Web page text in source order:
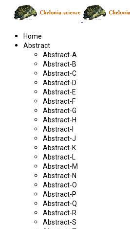
Home
Abstract
Abstract-A
Abstract-B
Abstract-C
Abstract-D
Abstract-E
Abstract-F
Abstract-G
Abstract-H
Abstract-I
Abstract-J
Abstract-K
Abstract-L
Abstract-M
Abstract-N
Abstract-O
Abstract-P
Abstract-Q
Abstract-R
Abstract-S